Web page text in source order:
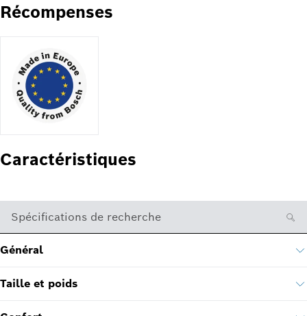
Récompenses
Caractéristiques
Spécifications de recherche
Général
Taille et poids